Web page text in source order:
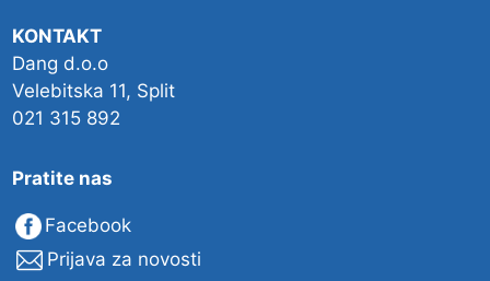
KONTAKT
Dang d.o.o
Velebitska 11, Split
021 315 892
Pratite nas
Facebook
Prijava za novosti